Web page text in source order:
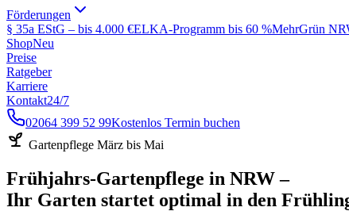
Förderungen
§ 35a EStG – bis 4.000 €ELKA-Programm bis 60 %MehrGrün
ShopNeu
Preise
Ratgeber
Karriere
Kontakt24/7
02064 399 52 99Kostenlos Termin buchen
Gartenpflege März bis Mai
Frühjahrs-Gartenpflege in NRW –
Ihr Garten startet optimal in den